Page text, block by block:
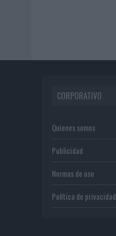
CORPORATIVO
Quienes somos
Publicidad
Normas de uso
Política de privacidad